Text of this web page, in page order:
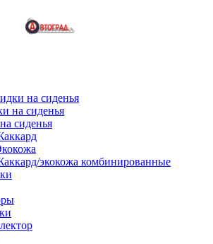
на сиденья
на сиденья
сиденья
экокожа комбинированные